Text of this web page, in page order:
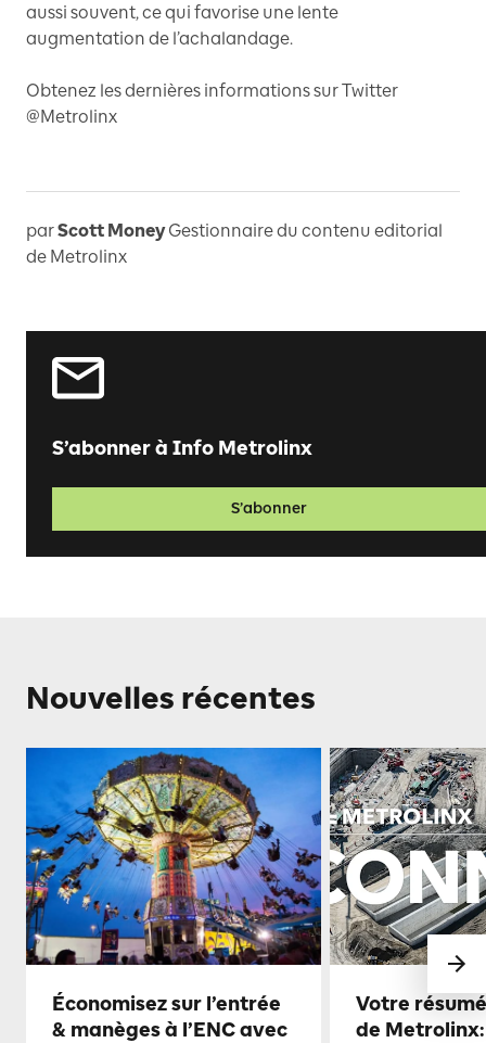
aussi souvent, ce qui favorise une lente
augmentation de l’achalandage.
Obtenez les dernières informations sur Twitter
@Metrolinx
parScott Money Gestionnaire du contenu editorial
de Metrolinx
S’abonner à Info Metrolinx
S’abonner
Nouvelles récentes
Économisez sur l’entrée
& manèges à l’ENC avec
Votre
de